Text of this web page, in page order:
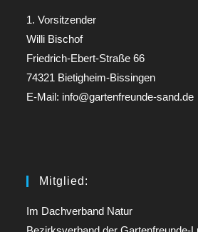
1. Vorsitzender
Willi Bischof
Friedrich-Ebert-Straße 66
74321 Bietigheim-Bissingen
E-Mail: info@gartenfreunde-sand.de
Mitglied:
Im Dachverband Natur